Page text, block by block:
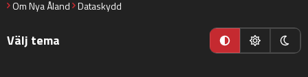
Om Nya Åland Dataskydd
Välj tema